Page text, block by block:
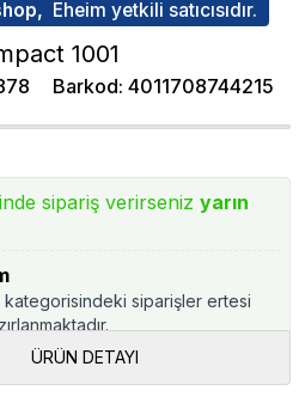
Eheim yetkili satıcısıdır.
1001
Barkod: 4011708744215
sipariş verirseniz yarın
siparişler ertesi
ÜRÜN DETAYI